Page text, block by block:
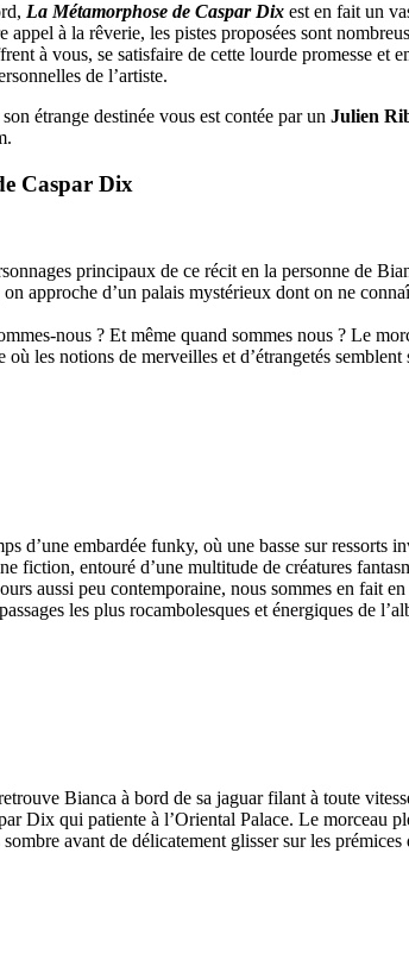
La Métamorphose de Caspar Dix est en fait un
à la rêverie, les pistes proposées sont
à vous, se satisfaire de cette lourde promesse
de l’artiste.
étrange destinée vous est contée par un Julien
Caspar Dix
principaux de ce récit en la personne de
approche d’un palais mystérieux dont on ne
nous ? Et même quand sommes nous ? Le
où les notions de merveilles et d’étrangetés semblent
d’une embardée funky, où une basse sur ressorts
fiction, entouré d’une multitude de créatures
aussi peu contemporaine, nous sommes en fait
les plus rocambolesques et énergiques de
Bianca à bord de sa jaguar filant à toute
Dix qui patiente à l’Oriental Palace. Le morceau
avant de délicatement glisser sur les